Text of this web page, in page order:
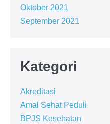
Oktober 2021
September 2021
Kategori
Akreditasi
Amal Sehat Peduli
BPJS Kesehatan